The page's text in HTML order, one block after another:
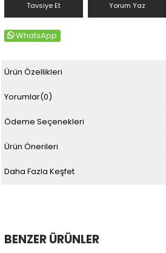
Tavsiye Et Yorum Yaz
WhatsApp
Ürün Özellikleri
Yorumlar(0)
Ödeme Seçenekleri
Ürün Önerileri
Daha Fazla Keşfet
BENZER ÜRÜNLER